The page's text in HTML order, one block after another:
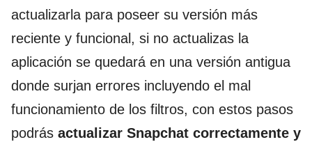
actualizarla para poseer su versión más
reciente y funcional, si no actualizas la
aplicación se quedará en una versión antigua
donde surjan errores incluyendo el mal
funcionamiento de los filtros, con estos pasos
podrás actualizar Snapchat correctamente y